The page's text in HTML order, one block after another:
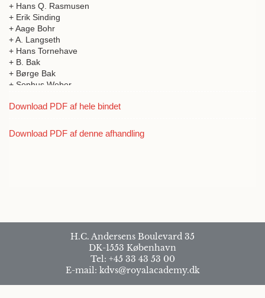
+ Hans Q. Rasmusen
+ Erik Sinding
+ Aage Bohr
+ A. Langseth
+ Hans Tornehave
+ B. Bak
+ Børge Bak
+ Sophus Weber
+ H. Højgaard Jensen
+ N. Clauson-Kaas
Download PDF af hele bindet
Download PDF af denne afhandling
H.C. Andersens Boulevard 35
DK-1553 København
Tel: +45 33 43 53 00
E-mail: kdvs@royalacademy.dk